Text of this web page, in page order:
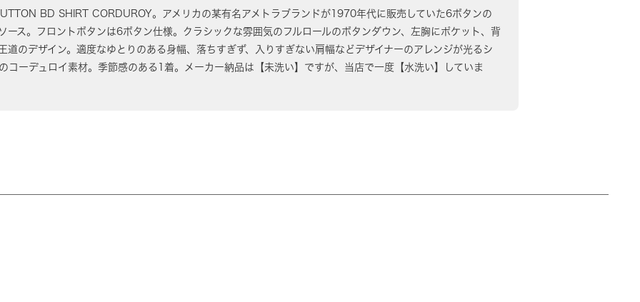
BD SHIRT CORDUROY。アメリカの某有名アメトラブランドが1970年代に販売していた6ボタンの
ース。フロントボタンは6ボタン仕様。クラシックな雰囲気のフルロールのボタンダウン、左胸にポケット、背
道のデザイン。適度なゆとりのある身幅、落ちすぎず、入りすぎない肩幅などデザイナーのアレンジが光るシ
コーデュロイ素材。季節感のある1着。メーカー納品は【未洗い】ですが、当店で一度【水洗い】していま